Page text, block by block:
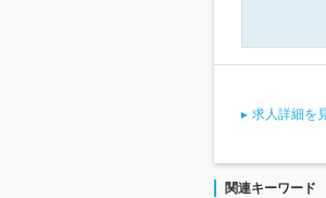
求人詳細を
関連キーワード